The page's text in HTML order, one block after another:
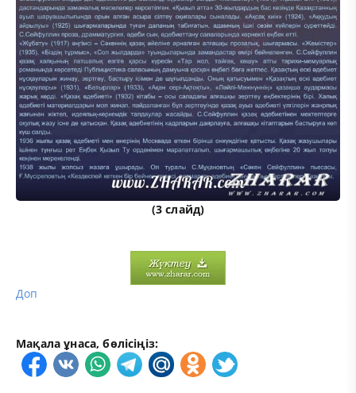
(3 слайд)
Доп
Мақала ұнаса, бөлісіңіз: